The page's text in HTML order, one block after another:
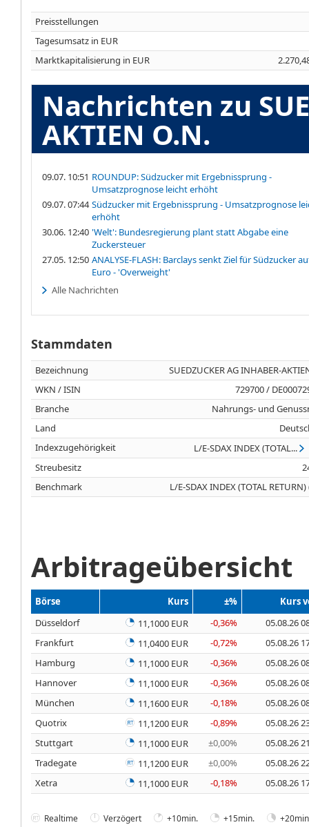
Preisstellungen
Tagesumsatz in EUR
Marktkapitalisierung in EUR
Nachrichten zu
AKTIEN O.N.
09.07. 10:51 ROUNDUP: Südzucker mit Ergebnissprung -
Umsatzprognose leicht erhöht
09.07. 07:44 Südzucker mit Ergebnissprung - Umsatzprognose
erhöht
30.06. 12:40 'Welt': Bundesregierung plant statt Abgabe eine
Zuckersteuer
27.05. 12:50 ANALYSE-FLASH: Barclays senkt Ziel für Südzucker
Euro - 'Overweight'
Alle Nachrichten
Stammdaten
Bezeichnung
SUEDZUCKER AG INHABER-
WKN / ISIN
729700 /
Branche
Nahrungs- und
Land
Indexzugehörigkeit
L/E-SDAX INDEX (TOTAL...
Streubesitz
Benchmark
L/E-SDAX INDEX (TOTAL RETURN)
Arbitrageübersicht
Börse Kurs ±%
Kurs
Düsseldorf
11,1000 EUR -0,36%
05.08.26
Frankfurt
11,0400 EUR -0,72%
05.08.26
Hamburg
11,1000 EUR -0,36%
05.08.26
Hannover
11,1000 EUR -0,36%
05.08.26
München
11,1600 EUR -0,18%
05.08.26
Quotrix
11,1200 EUR -0,89%
05.08.26
Stuttgart
11,1000 EUR ±0,00%
05.08.26
Tradegate
11,1200 EUR ±0,00%
05.08.26
Xetra
11,1000 EUR -0,18% 05.08.26
Realtime Verzögert +10min. +15min.